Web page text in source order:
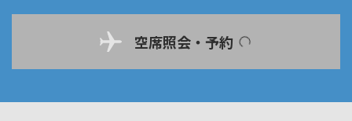
空席照会・予約